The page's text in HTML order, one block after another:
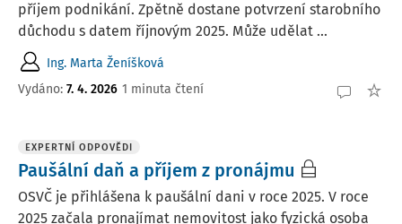
příjem podnikání. Zpětně dostane potvrzení starobního
důchodu s datem říjnovým 2025. Může udělat ...
Ing. Marta Ženíšková
Vydáno: 7. 4. 2026 1 minuta čtení
EXPERTNÍ ODPOVĚDI
Paušální daň a příjem z pronájmu
OSVČ je přihlášena k paušální dani v roce 2025. V roce
2025 začala pronajímat nemovitost jako fyzická osoba